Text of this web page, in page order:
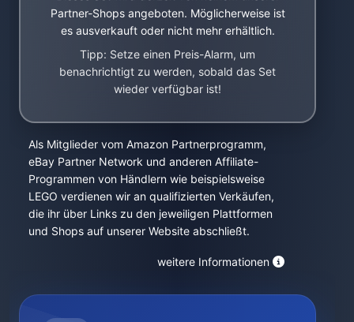
Partner-Shops angeboten. Möglicherweise ist
es ausverkauft oder nicht mehr erhältlich.
Tipp: Setze einen Preis-Alarm, um
benachrichtigt zu werden, sobald das Set
wieder verfügbar ist!
Als Mitglieder vom Amazon Partnerprogramm,
eBay Partner Network und anderen Affiliate-
Programmen von Händlern wie beispielsweise
LEGO verdienen wir an qualifizierten Verkäufen,
die ihr über Links zu den jeweiligen Plattformen
und Shops auf unserer Website abschließt.
weitere Informationen